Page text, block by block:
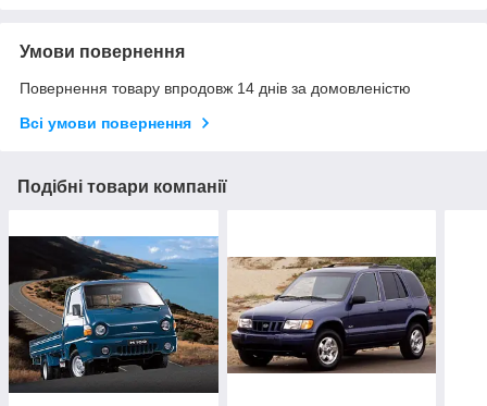
Умови повернення
Повернення товару впродовж 14 днів за домовленістю
Всі умови повернення
Подібні товари компанії